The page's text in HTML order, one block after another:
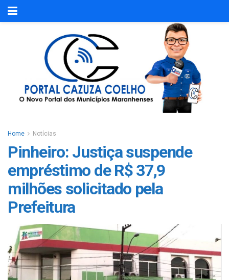
Home Notícias
Pinheiro: Justiça suspende
empréstimo de R$ 37,9
milhões solicitado pela
Prefeitura